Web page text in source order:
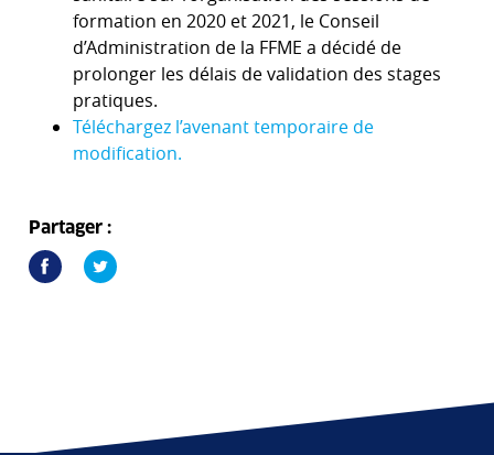
formation en 2020 et 2021, le Conseil
d’Administration de la FFME a décidé de
prolonger les délais de validation des stages
pratiques.
Téléchargez l’avenant temporaire de
modification.
Partager :